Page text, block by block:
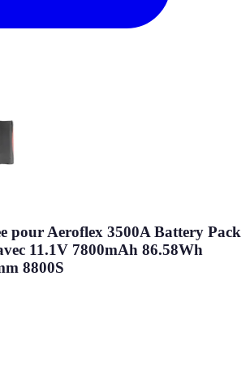
pour Aeroflex 3500A Battery Pack
11.1V 7800mAh 86.58Wh
8800S